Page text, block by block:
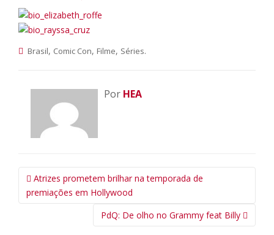
Brasil, Comic Con, Filme, Séries.
Por HEA
Navegação
da
Atrizes prometem brilhar na temporada de
premiações em Hollywood
PdQ: De olho no Grammy feat Billy